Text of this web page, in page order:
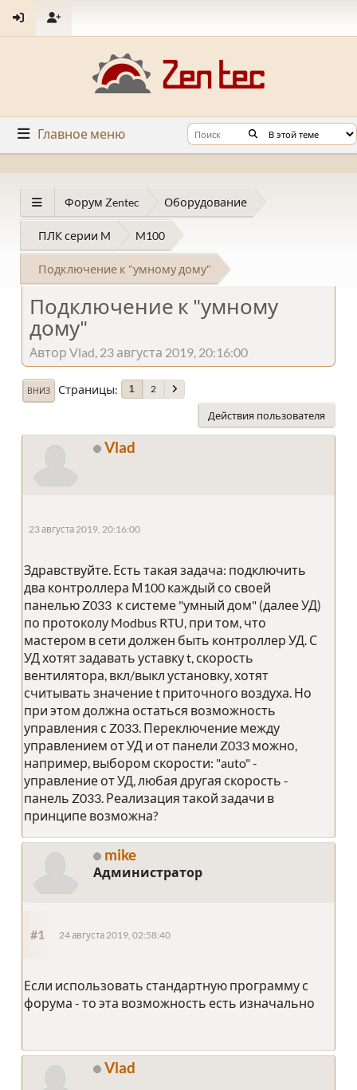
Главное меню
Форум Zentec Оборудование
ПЛК серии M M100
Подключение к "умному дому"
Подключение к "умному
дому"
Автор Vlad, 23 августа 2019, 20:16:00
ВНИЗ Страницы 1 2
Действия пользователя
Vlad
23 августа 2019, 20:16:00
Здравствуйте. Есть такая задача: подключить
два контроллера М100 каждый со своей
панелью Z033 к системе "умный дом" (далее УД)
по протоколу Modbus RTU, при том, что
мастером в сети должен быть контроллер УД. С
УД хотят задавать уставку t, скорость
вентилятора, вкл/выкл установку, хотят
считывать значение t приточного воздуха. Но
при этом должна остаться возможность
управления с Z033. Переключение между
управлением от УД и от панели Z033 можно,
например, выбором скорости: "auto" -
управление от УД, любая другая скорость -
панель Z033. Реализация такой задачи в
принципе возможна?
mike
Администратор
#1 24 августа 2019, 02:58:40
Если использовать стандартную программу с
форума - то эта возможность есть изначально
Vlad